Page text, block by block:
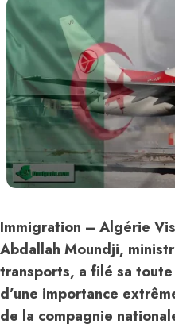
Immigration – Algérie
Abdallah Moundji,
transports, a filé sa
d’une importance
de la compagnie